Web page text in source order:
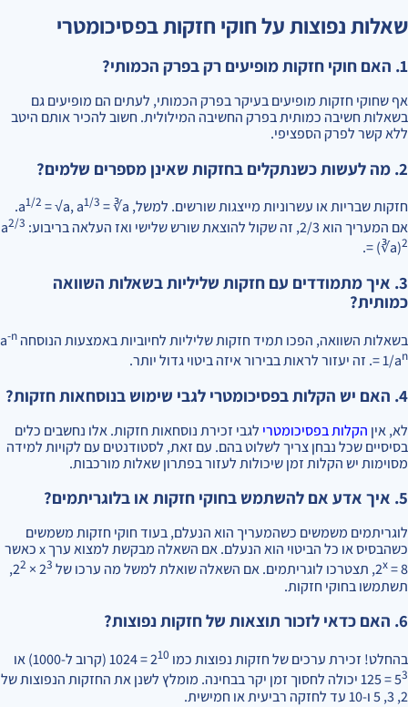
שאלות נפוצות על חוקי חזקות בפסיכומטרי
1. האם חוקי חזקות מופיעים רק בפרק הכמותי?
אף שחוקי חזקות מופיעים בעיקר בפרק הכמותי, לעתים הם מופיעים גם
בשאלות חשיבה כמותית בפרק החשיבה המילולית. חשוב להכיר אותם היטב
ללא קשר לפרק הספציפי.
2. מה לעשות כשנתקלים בחזקות שאינן מספרים שלמים?
חזקות שבריות או עשרוניות מייצגות שורשים. למשל, a 1/2 = √a, a1/3
= ∛a.
אם המעריך הוא 2/3, זה שקול להוצאת שורש שלישי ואז העלאה בריבוע: a
2/3
= (∛a)2
.
3. איך מתמודדים עם חזקות שליליות בשאלות השוואה
כמותית?
בשאלות השוואה, הפכו תמיד חזקות שליליות לחיוביות באמצעות הנוסחה a -n
= 1/an . זה יעזור לראות בבירור איזה ביטוי גדול יותר.
4. האם יש הקלות בפסיכומטרי לגבי שימוש בנוסחאות חזקות?
לא, אין הקלות בפסיכומטרי לגבי זכירת נוסחאות חזקות. אלו נחשבים כלים
בסיסיים שכל נבחן צריך לשלוט בהם. עם זאת, לסטודנטים עם לקויות למידה
מסוימות יש הקלות זמן שיכולות לעזור בפתרון שאלות מורכבות.
5. איך אדע אם להשתמש בחוקי חזקות או בלוגריתמים?
לוגריתמים משמשים כשהמעריך הוא הנעלם, בעוד חוקי חזקות משמשים
כשהבסיס או כל הביטוי הוא הנעלם. אם השאלה מבקשת למצוא ערך x כאשר
2x= 8, תצטרכו לוגריתמים. אם השאלה שואלת למשל מה ערכו של 2 3
× 2
2
,
תשתמשו בחוקי חזקות.
6. האם כדאי לזכור תוצאות של חזקות נפוצות?
בהחלט! זכירת ערכים של חזקות נפוצות כמו 2 10
= 1024 (קרוב ל-1000) או
53
= 125 יכולה לחסוך זמן יקר בבחינה. מומלץ לשנן את החזקות הנפוצות של
2, 3, 5 ו-10 עד לחזקה רביעית או חמישית.